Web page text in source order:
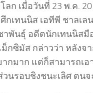
ลก เมื่อวันที่ 23 พ.ค.
กเทนนิส เอทีพี ชาลเล
าพันธุ์ อดีตนักเทนนิสมื
กซิมัส กล่าวว่า หลัง
ากมาก แต่ก็สามารถเ
วนรอบชิงชนะเลิศ ตน